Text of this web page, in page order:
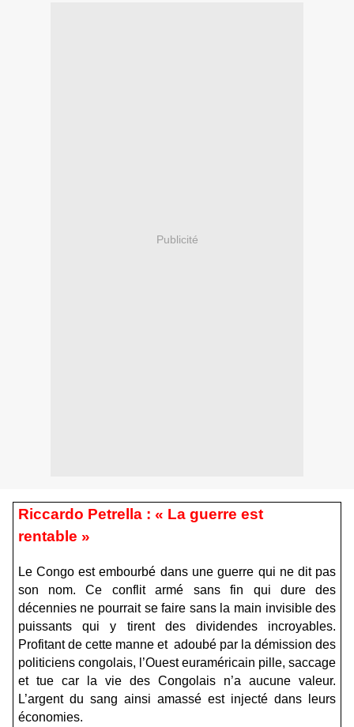
Publicité
Riccardo Petrella : « La guerre est
rentable »
Le Congo est embourbé dans une guerre qui ne dit pas
son nom. Ce conflit armé sans fin qui dure des
décennies ne pourrait se faire sans la main invisible des
puissants qui y tirent des dividendes incroyables.
Profitant de cette manne et adoubé par la démission des
politiciens congolais, l’Ouest euraméricain pille, saccage
et tue car la vie des Congolais n’a aucune valeur.
L’argent du sang ainsi amassé est injecté dans leurs
économies.